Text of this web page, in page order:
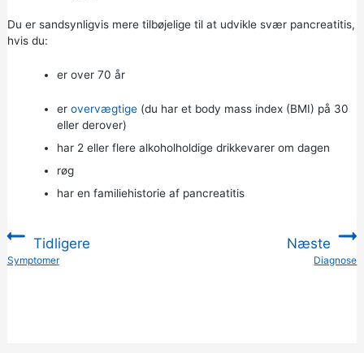
Du er sandsynligvis mere tilbøjelige til at udvikle svær pancreatitis,
hvis du:
er over 70 år
er overvægtige(du har et body mass index (BMI) på 30
eller derover)
har 2 eller flere alkoholholdige drikkevarer om dagen
røg
har en familiehistorie af pancreatitis
Tidligere
:Symptomer
Næste
Diagnose